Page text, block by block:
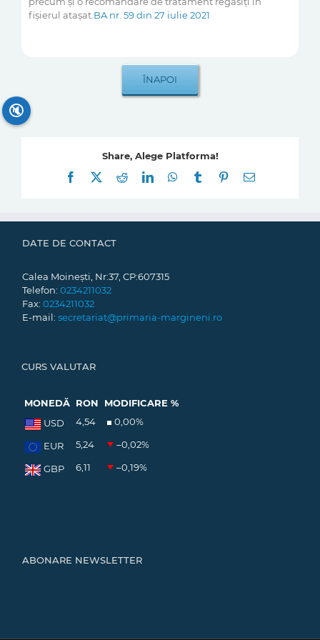
fișierul atașat. BA nr. 59 din 27 iulie 2021
Share, Alege Platforma!
Facebook
RedditLinkedInWhatsApp
Tumblr Pinterest
E-
DATE DE CONTACT
Calea Moinești, Nr:37, CP:607315
Telefon: 0234211032
Fax: 0234211032
E-mail: secretariat@primaria-margineni.ro
CURS VALUTAR
MONEDĂ RON
MODIFICARE %
USD
4,54 0,00%
EUR 5,24 –0,02%
GBP 6,11 –0,19%
ABONARE NEWSLETTER
🔇